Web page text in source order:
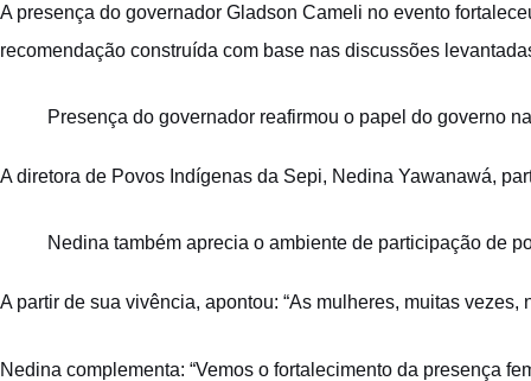
A presença do governador Gladson Cameli no evento
recomendação construída com base nas discussões
Presença do governador reafirmou o papel do governo
A diretora de Povos Indígenas da Sepi, Nedina Yawanawá,
Nedina também aprecia o ambiente de participação de
A partir de sua vivência, apontou: “As mulheres, muitas
Nedina complementa: “Vemos o fortalecimento da presença